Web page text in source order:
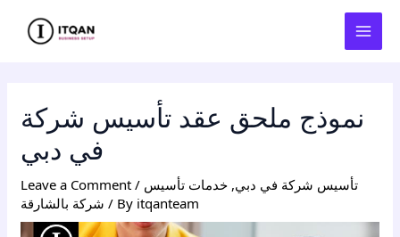
نموذج ملحق عقد تأسيس شركة
في دبي
Leave a Comment / تأسيس شركة في دبي, خدمات تأسيس
شركة بالشارقة / By itqanteam
navigation